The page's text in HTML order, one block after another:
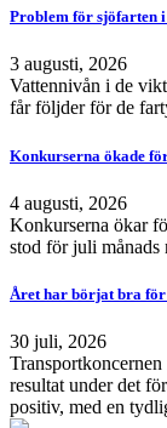
Problem för sjöfarten
3 augusti, 2026
Vattennivån i de
får följder för de
Konkurserna ökade
4 augusti, 2026
Konkurserna ökar
stod för juli
Året har börjat bra för
30 juli, 2026
resultat under det
positiv, med en